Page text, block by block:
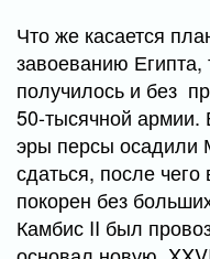
Что же касается
завоеванию Египта,
получилось и без
50-тысячной
эры персы осадили
сдаться, после
покорен без
Камбис II был